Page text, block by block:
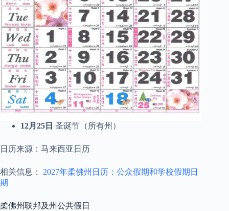
12月25日 圣诞节（所有州）
日历来源：马来西亚日历
相关信息： 2027年柔佛州日历：公众假期和学校假期日
期
柔佛州联邦及州公共假日